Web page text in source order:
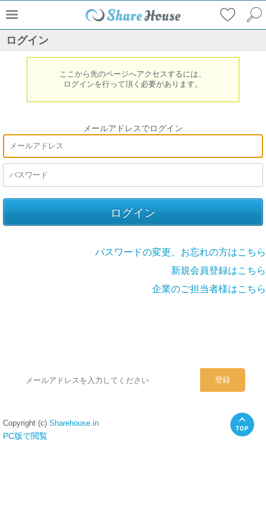
ログイン
ここから先のページへアクセスするには、
ログインを行って頂く必要があります。
メールアドレスでログイン
パスワードの変更、お忘れの方はこちら
新規会員登録はこちら
企業のご担当者様はこちら
Copyright (c) Sharehouse.in
PC版で閲覧